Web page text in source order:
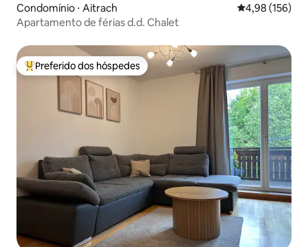
Condomínio ⋅ Aitrach 4,98 de uma
4,98 (156)
Apartamento de férias d.d. Chalet
Entre os melhores preferidos dos hóspedes
Preferido dos hóspedes